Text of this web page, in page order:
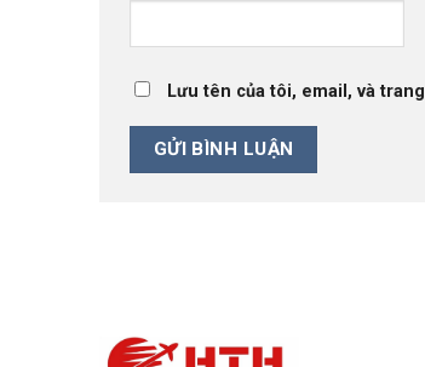
Lưu tên của tôi, email, và